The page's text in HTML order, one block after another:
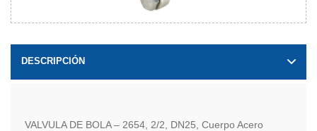
DESCRIPCIÓN
VALVULA DE BOLA – 2654, 2/2, DN25, Cuerpo Acero